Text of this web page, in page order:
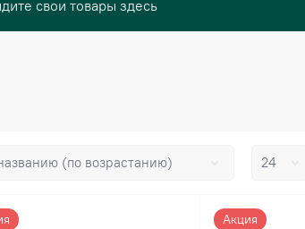
Акция